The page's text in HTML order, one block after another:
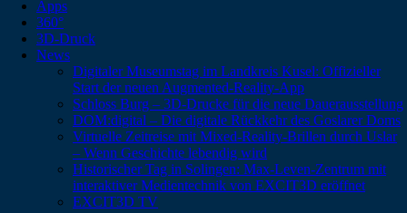
Apps
360°
3D-Druck
News
Digitaler Museumstag im Landkreis Kusel: Offizieller
Start der neuen Augmented-Reality-App
Schloss Burg – 3D-Drucke für die neue Dauerausstellung
DOM:digital – Die digitale Rückkehr des Goslarer Doms
Virtuelle Zeitreise mit Mixed-Reality-Brillen durch Uslar
– Wenn Geschichte lebendig wird
Historischer Tag in Solingen: Max-Leven-Zentrum mit
interaktiver Medientechnik von EXCIT3D eröffnet
EXCIT3D TV